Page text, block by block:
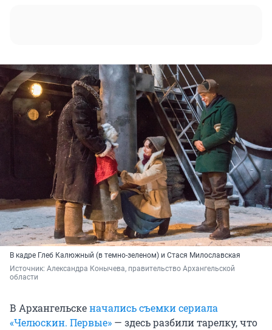
В кадре Глеб Калюжный (в темно-зеленом) и Стася Милославская
Источник: Александра Конычева, правительство Архангельской
области
В Архангельскеначались съемки сериала
«Челюскин. Первые» — здесь разбили тарелку, что